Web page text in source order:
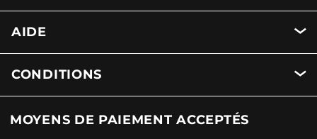
AIDE
CONDITIONS
MOYENS DE PAIEMENT ACCEPTÉS